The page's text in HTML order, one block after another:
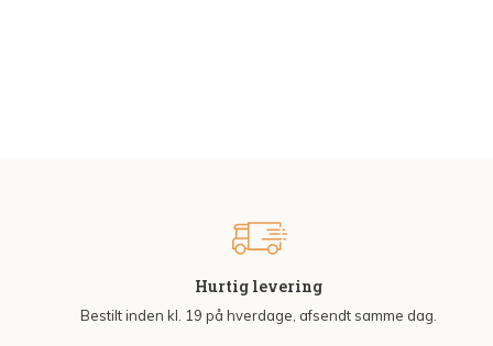
Hurtig levering
Bestilt inden kl. 19 på hverdage, afsendt samme dag.